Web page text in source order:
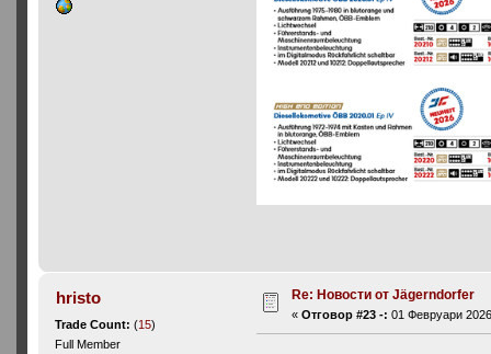
hristo
Trade Count:(15)
Full Member
Re: Новости от Jägerndorfer
«Отговор #23 -: 01 Февруари